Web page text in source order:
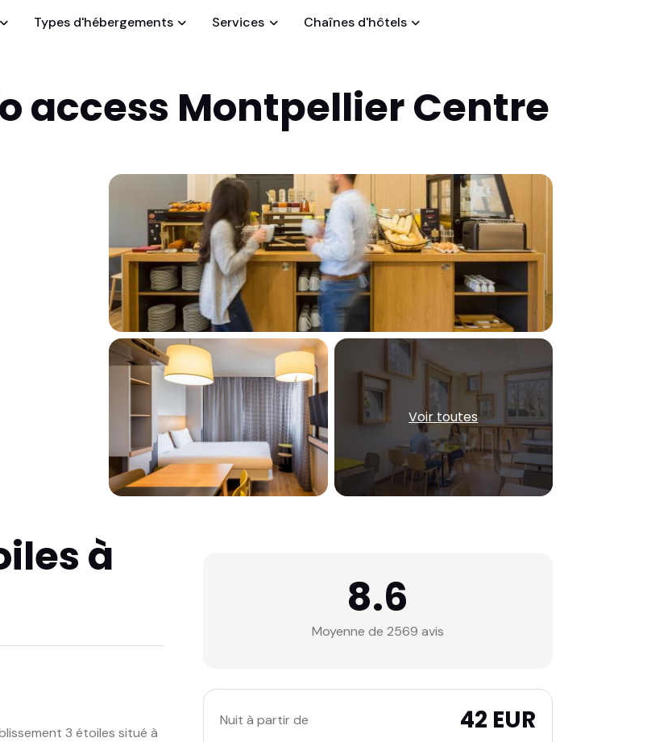
Types d'hébergements Services Chaînes d'hôtels
access Montpellier Centre
Voir toutes
à
3 étoiles situé à
8.6
Moyenne de 2569 avis
Nuit à partir de 42 EUR